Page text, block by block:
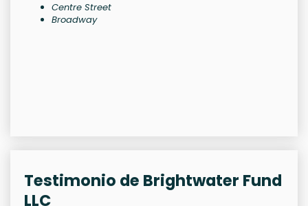
Centre Street
Broadway
Testimonio de Brightwater Fund
LLC